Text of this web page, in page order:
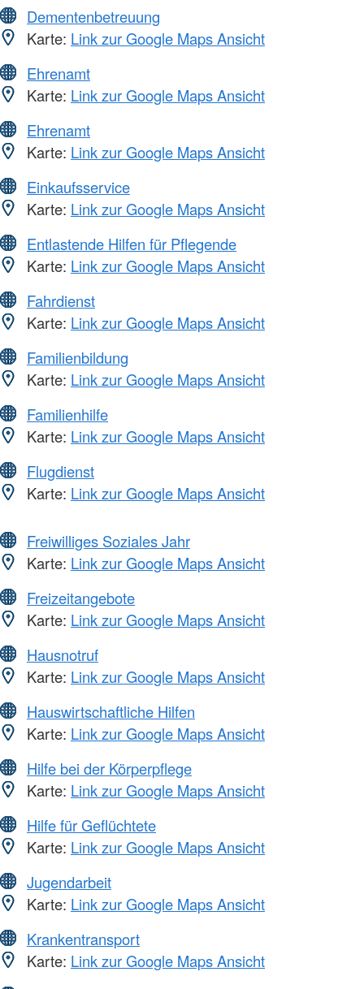
Dementenbetreuung
Karte: Link zur Google Maps Ansicht
Ehrenamt
Karte: Link zur Google Maps Ansicht
Ehrenamt
Karte: Link zur Google Maps Ansicht
Einkaufsservice
Karte: Link zur Google Maps Ansicht
Entlastende Hilfen für Pflegende
Karte: Link zur Google Maps Ansicht
Fahrdienst
Karte: Link zur Google Maps Ansicht
Familienbildung
Karte: Link zur Google Maps Ansicht
Familienhilfe
Karte: Link zur Google Maps Ansicht
Flugdienst
Karte: Link zur Google Maps Ansicht
Freiwilliges Soziales Jahr
Karte: Link zur Google Maps Ansicht
Freizeitangebote
Karte: Link zur Google Maps Ansicht
Hausnotruf
Karte: Link zur Google Maps Ansicht
Hauswirtschaftliche Hilfen
Karte: Link zur Google Maps Ansicht
Hilfe bei der Körperpflege
Karte: Link zur Google Maps Ansicht
Hilfe für Geflüchtete
Karte: Link zur Google Maps Ansicht
Jugendarbeit
Karte: Link zur Google Maps Ansicht
Krankentransport
Karte: Link zur Google Maps Ansicht